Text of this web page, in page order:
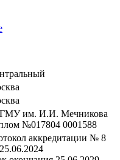
им. И.И. Мечникова
№017804 0001588
аккредитации № 8